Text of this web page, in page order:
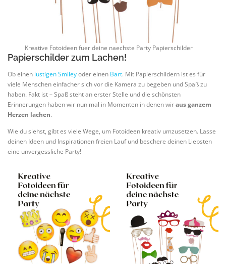
Kreative Fotoideen fuer deine naechste Party Papierschilder
Papierschilder zum Lachen!
Ob einen lustigen Smileyoder einen Bart. Mit Papierschildern ist es für
viele Menschen einfacher sich vor die Kamera zu begeben und Spaß zu
haben. Fakt ist – Spaß steht an erster Stelle und die schönsten
Erinnerungen haben wir nun mal in Momenten in denen wiraus ganzem
Herzen lachen.
Wie du siehst, gibt es viele Wege, um Fotoideen kreativ umzusetzen. Lasse
deinen Ideen und Inspirationen freien Lauf und beschere deinen Liebsten
eine unvergessliche Party!